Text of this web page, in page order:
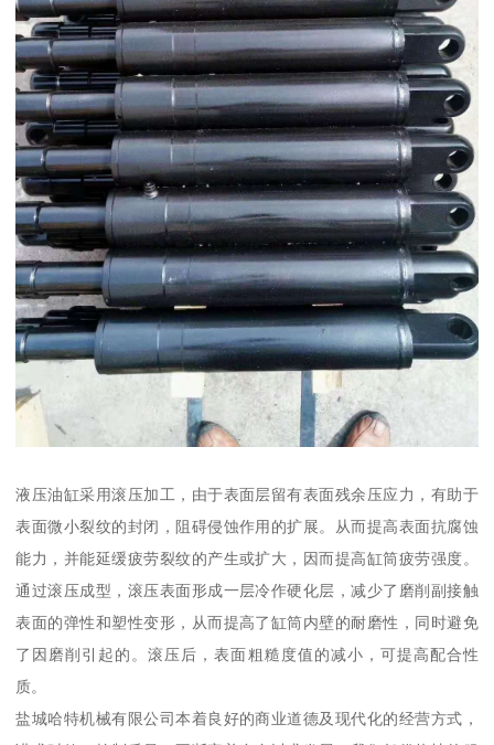
液压油缸采用滚压加工，由于表面层留有表面残余压应力，有助于
表面微小裂纹的封闭，阻碍侵蚀作用的扩展。从而提高表面抗腐蚀
能力，并能延缓疲劳裂纹的产生或扩大，因而提高缸筒疲劳强度。
通过滚压成型，滚压表面形成一层冷作硬化层，减少了磨削副接触
表面的弹性和塑性变形，从而提高了缸筒内壁的耐磨性，同时避免
了因磨削引起的。滚压后，表面粗糙度值的减小，可提高配合性
质。
盐城哈特机械有限公司本着良好的商业道德及现代化的经营方式，